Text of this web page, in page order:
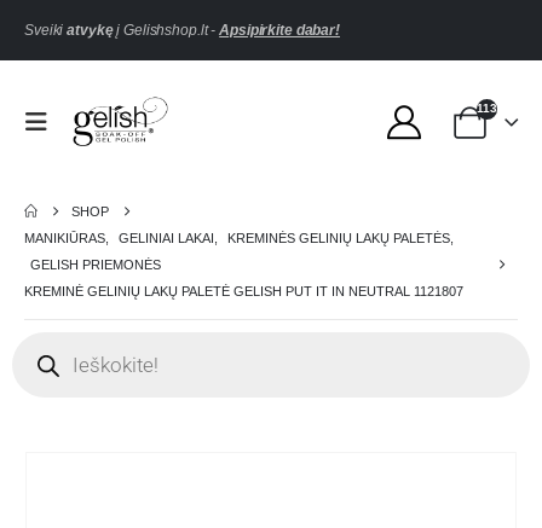
Sveikiatvykęį Gelishshop.lt -Apsipirkite dabar!
113
SHOP
MANIKIŪRAS
GELINIAI LAKAI KREMINĖS GELINIŲ LAKŲ PALETĖS
GELISH PRIEMONĖS
KREMINĖ GELINIŲ LAKŲ PALETĖ GELISH PUT IT IN NEUTRAL 1121807